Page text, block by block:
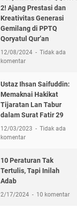
2! Ajang Prestasi dan
Kreativitas Generasi
Gemilang di PPTQ
Qoryatul Qur’an
12/08/2024
Tidak ada
komentar
Ustaz Ihsan Saifuddin:
Memaknai Hakikat
Tijaratan Lan Tabur
dalam Surat Fatir 29
12/03/2023
Tidak ada
komentar
10 Peraturan Tak
Tertulis, Tapi Inilah
Adab
2/17/2024 10 komentar